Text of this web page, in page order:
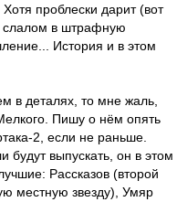
проблески дарит (вот
слалом в штрафную
История и в этом
в деталях, то мне жаль,
Пишу о нём опять
2, если не раньше.
будут выпускать, он в этом
Рассказов (второй
местную звезду), Умяр